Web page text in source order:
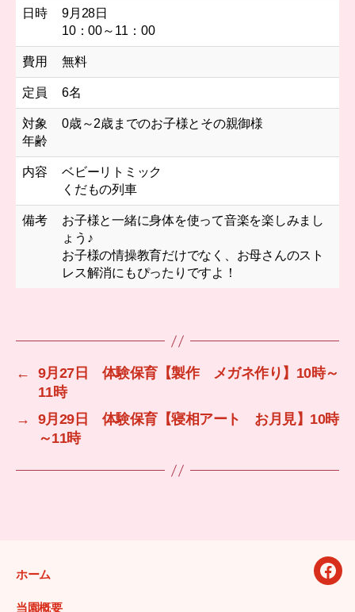
日時
9月28日
10：00～11：00
費用 無料
定員 6名
対象
年齢
0歳～2歳までのお子様とその親御様
内容
ベビーリトミック
くだもの列車
備考
お子様と一緒に身体を使って音楽を楽しみまし
ょう♪
お子様の情操教育だけでなく、お母さんのスト
レス解消にもぴったりですよ！
←
9月27日 体験保育【製作 メガネ作り】10時～
11時
→
9月29日 体験保育【寝相アート お月見】10時
～11時
ホーム
当園概要
ふ